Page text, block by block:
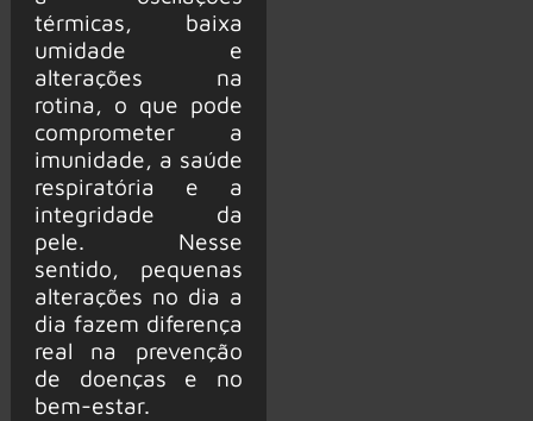
térmicas, baixa
umidade e
alterações na
rotina, o que pode
comprometer a
imunidade, a saúde
respiratória e a
integridade da
pele. Nesse
sentido, pequenas
alterações no dia a
dia fazem diferença
real na prevenção
de doenças e no
bem-estar.